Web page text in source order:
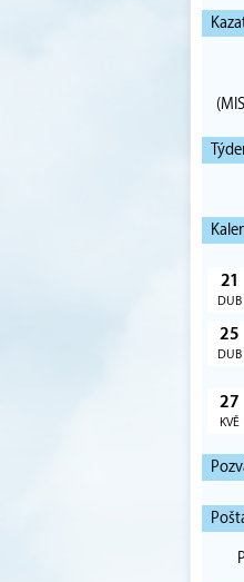
21
DUB
25
DUB
27
KVĚ